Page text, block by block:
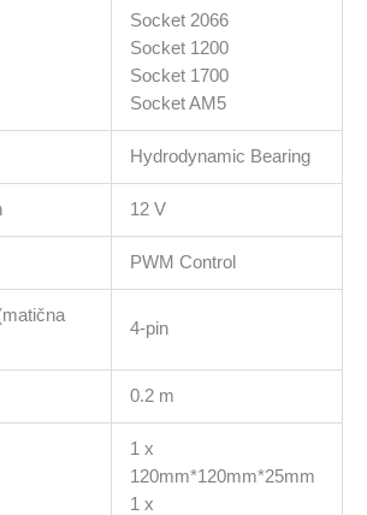
Socket 2066
Socket 1200
Socket 1700
Socket AM5
Hydrodynamic Bearing
12 V
PWM Control
4-pin
0.2 m
1 x
120mm*120mm*25mm
1 x